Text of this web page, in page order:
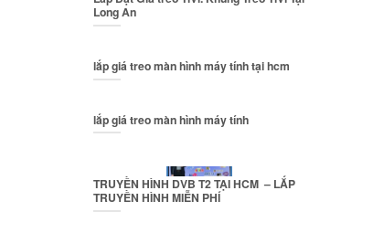
Long An
lắp giá treo màn hình máy tính tại hcm
lắp giá treo màn hình máy tính
TRUYỀN HÌNH DVB T2 TẠI HCM – LẮP
TRUYỀN HÌNH MIỄN PHÍ